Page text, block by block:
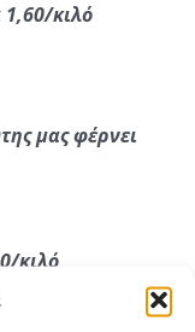
κιλό
μας φέρνει
κιλό